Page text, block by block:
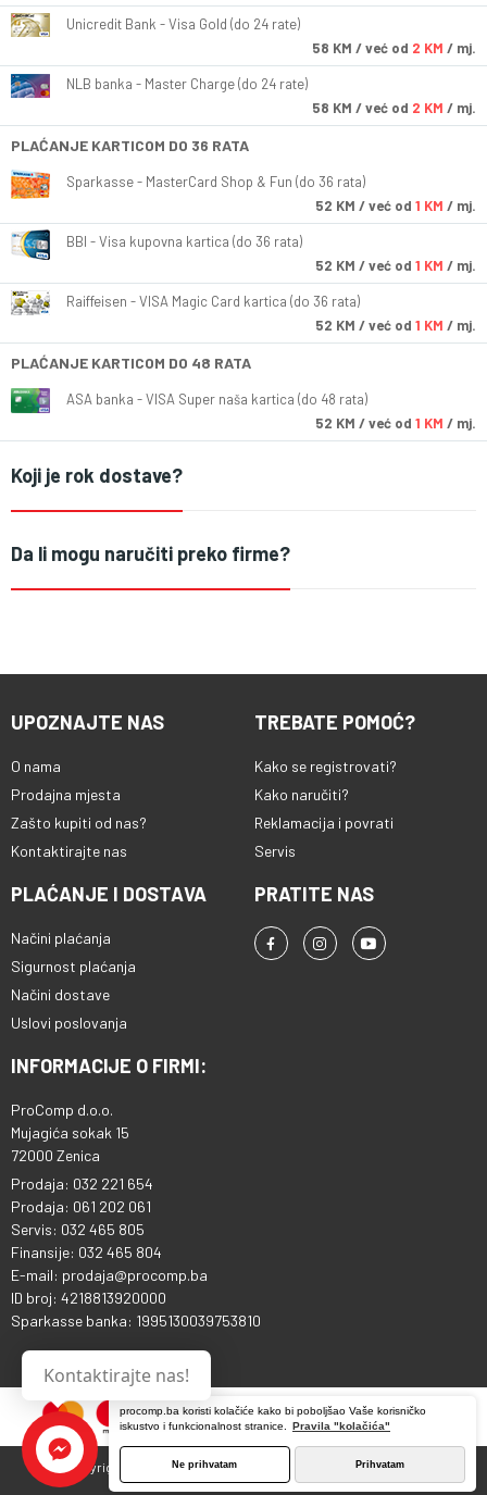
procomp.ba koristi kolačiće kako bi poboljšao Vaše korisničko
iskustvo i funkcionalnost stranice.
Pravila "kolačića"
Ne prihvatam Prihvatam
Unicredit Bank - Visa Gold (do 24 rate)
58 KM / već od 2 KM / mj.
NLB banka - Master Charge (do 24 rate)
58 KM / već od 2 KM / mj.
PLAĆANJE KARTICOM DO 36 RATA
Sparkasse - MasterCard Shop & Fun (do 36 rata)
52 KM / već od 1 KM / mj.
BBI - Visa kupovna kartica (do 36 rata)
52 KM / već od 1 KM / mj.
Raiffeisen - VISA Magic Card kartica (do 36 rata)
52 KM / već od 1 KM / mj.
PLAĆANJE KARTICOM DO 48 RATA
ASA banka - VISA Super naša kartica (do 48 rata)
52 KM / već od 1 KM / mj.
Koji je rok dostave?
Da li mogu naručiti preko firme?
UPOZNAJTE NAS
O nama
Prodajna mjesta
Zašto kupiti od nas?
Kontaktirajte nas
TREBATE POMOĆ?
Kako se registrovati?
Kako naručiti?
Reklamacija i povrati
Servis
PLAĆANJE I DOSTAVA
Načini plaćanja
Sigurnost plaćanja
Načini dostave
Uslovi poslovanja
PRATITE NAS
INFORMACIJE O FIRMI:
ProComp d.o.o.
Mujagića sokak 15
72000 Zenica
Prodaja: 032 221 654
Prodaja: 061 202 061
Servis: 032 465 805
Finansije: 032 465 804
E-mail: prodaja@procomp.ba
ID broj: 4218813920000
Sparkasse banka: 1995130039753810
Copyright © 2013 - 2026 ProComp d.o.o. Sva prava pridržana.
Kontaktirajte nas!